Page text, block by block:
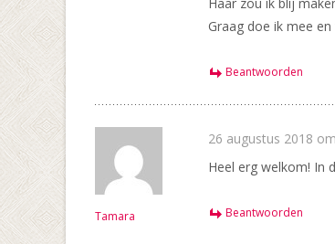
Haar zou ik blij
Graag doe ik mee
Beantwoorden
Tamara
26 augustus 2018
Heel erg welkom! In
Beantwoorden